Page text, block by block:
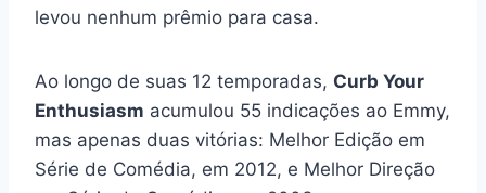
levou nenhum prêmio para casa.
Ao longo de suas 12 temporadas, Curb Your
Enthusiasm acumulou 55 indicações ao Emmy,
mas apenas duas vitórias: Melhor Edição em
Série de Comédia, em 2012, e Melhor Direção